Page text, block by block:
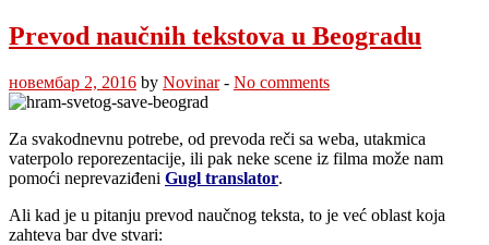
Prevod naučnih tekstova u Beogradu
новембар 2, 2016 by Novinar- No comments
Za svakodnevnu potrebe, od prevoda reči sa weba, utakmica
vaterpolo reporezentacije, ili pak neke scene iz filma može nam
pomoći neprevaziđeni Gugl translator.
Ali kad je u pitanju prevod naučnog teksta, to je već oblast koja
zahteva bar dve stvari: